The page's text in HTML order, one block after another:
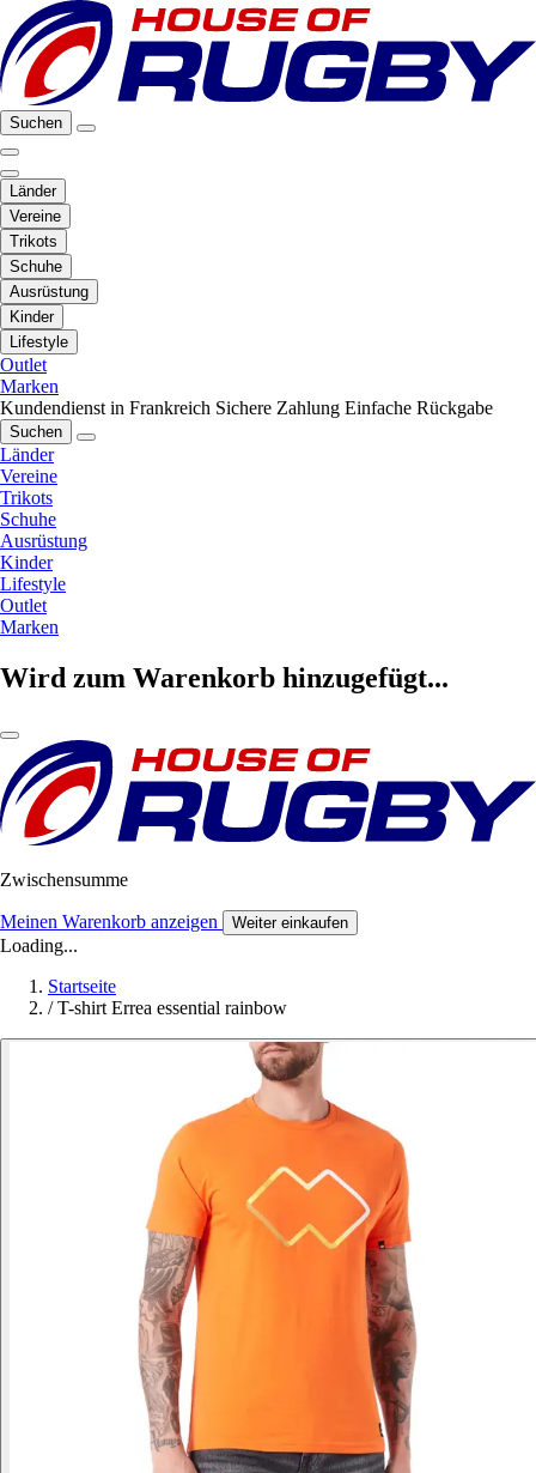
Suchen
Länder
Vereine
Trikots
Schuhe
Ausrüstung
Kinder
Lifestyle
Outlet
Marken
Kundendienst in Frankreich Sichere Zahlung Einfache Rückgabe
Suchen
Länder
Vereine
Trikots
Schuhe
Ausrüstung
Kinder
Lifestyle
Outlet
Marken
Wird zum Warenkorb hinzugefügt...
Zwischensumme
Meinen Warenkorb anzeigen Weiter einkaufen
Loading...
Startseite
/ T-shirt Errea essential rainbow